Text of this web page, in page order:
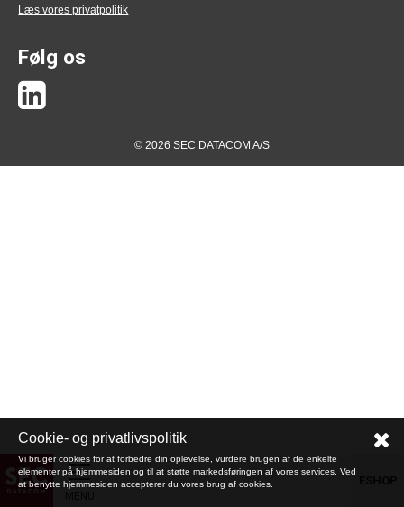
Læs vores privatpolitik
Følg os
© 2026 SEC DATACOM A/S
Cookie- og privatlivspolitik
Vi bruger cookies for at forbedre din oplevelse, vurdere brugen af de enkelte
elementer på hjemmesiden og til at støtte markedsføringen af vores services. Ved
at benytte hjemmesiden accepterer du vores brug af cookies.